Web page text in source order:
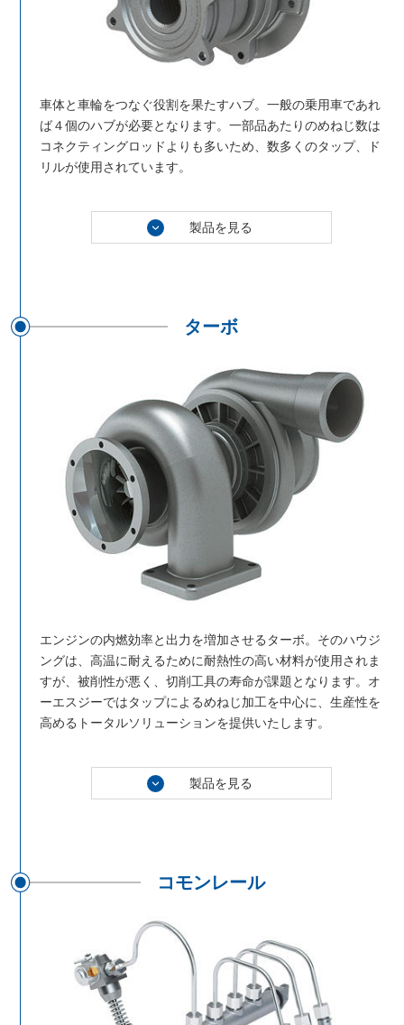
車体と車輪をつなぐ役割を果たすハブ。一般の乗用車であれ
ば４個のハブが必要となります。一部品あたりのめねじ数は
コネクティングロッドよりも多いため、数多くのタップ、ド
リルが使用されています。
製品を見る
ターボ
エンジンの内燃効率と出力を増加させるターボ。そのハウジ
ングは、高温に耐えるために耐熱性の高い材料が使用されま
すが、被削性が悪く、切削工具の寿命が課題となります。オ
ーエスジーではタップによるめねじ加工を中心に、生産性を
高めるトータルソリューションを提供いたします。
製品を見る
コモンレール